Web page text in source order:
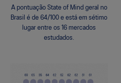
A pontuação State of Mind geral no
Brasil é de 64/100 e está em sétimo
lugar entre os 16 mercados
estudados.